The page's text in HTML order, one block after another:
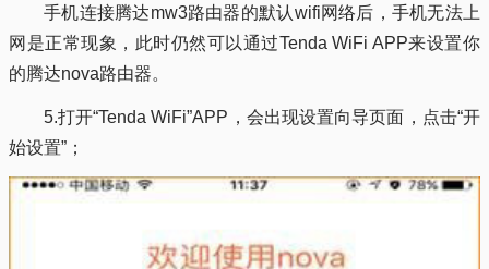
手机连接腾达mw3路由器的默认wifi网络后，手机无法上
网是正常现象，此时仍然可以通过Tenda WiFi APP来设置你
的腾达nova路由器。
5.打开“Tenda WiFi”APP，会出现设置向导页面，点击“开
始设置”；